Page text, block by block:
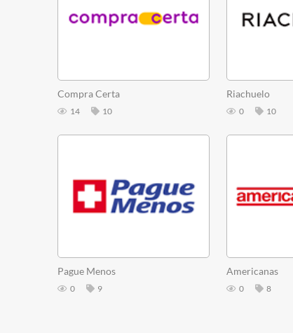
Compra Certa
14 10
Riachuelo
0 10
Pague Menos
0 9
Americanas
0 8